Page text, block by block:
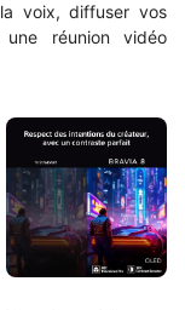
voix, diffuser vos
réunion vidéo